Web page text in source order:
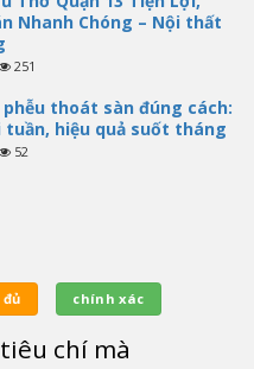
Nhanh Chóng – Nội thất
251
thoát sàn đúng cách:
tuần, hiệu quả suốt tháng
52
đủ chính xác
tiêu chí mà